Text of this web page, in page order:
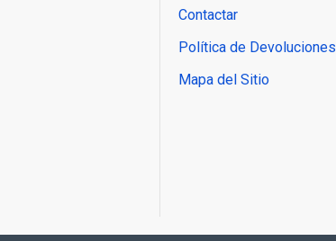
Contactar
Política de Devoluciones
Mapa del Sitio